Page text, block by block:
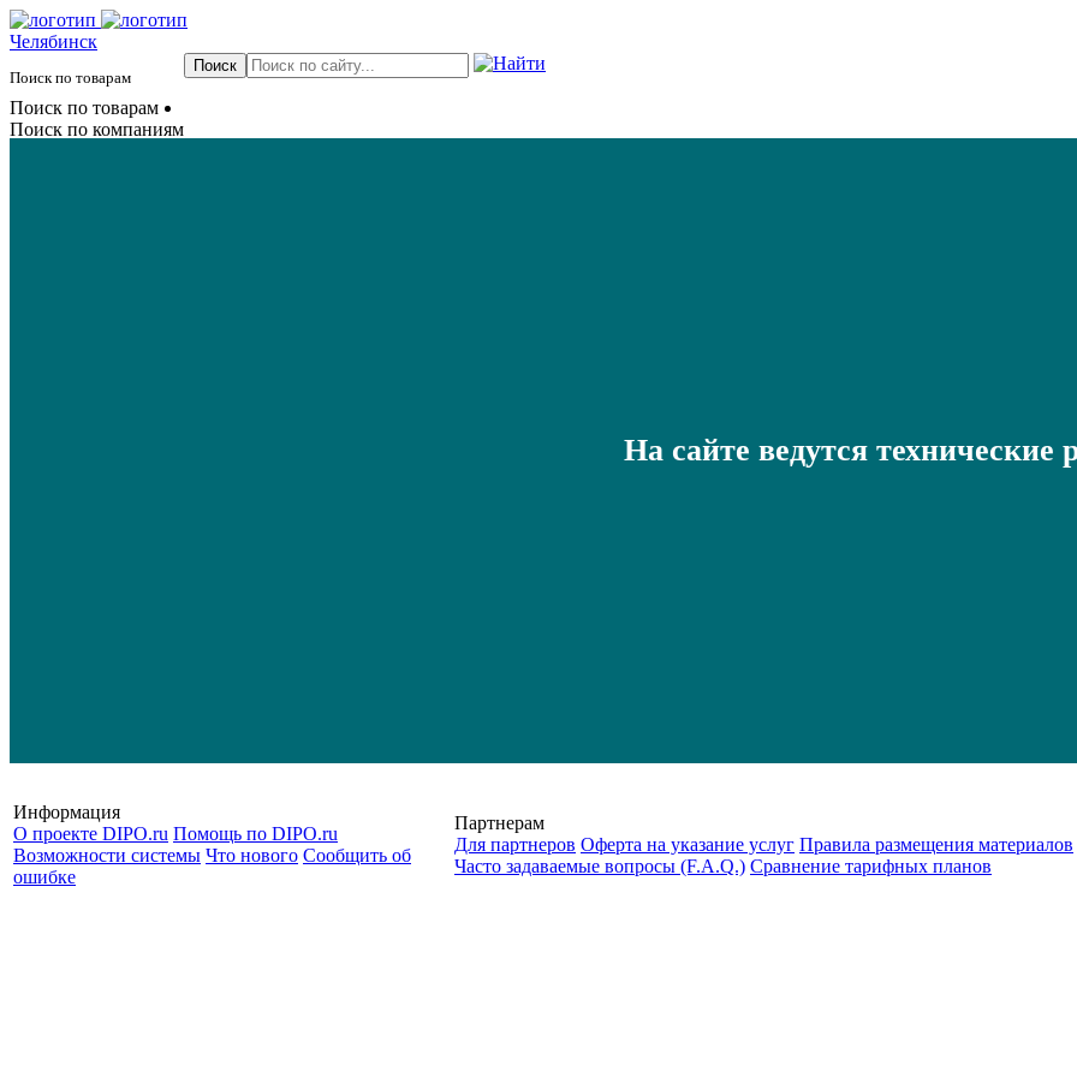
Челябинск
Поиск по товарам
Поиск по товарам
Поиск по компаниям
На сайте ведутся технические
Информация
О проекте DIPO.ru Помощь по DIPO.ru
Возможности системы Что нового Сообщить об
ошибке
Партнерам
Для партнеров Оферта на указание услуг Правила размещения материалов
Часто задаваемые вопросы (F.A.Q.) Cравнение тарифных планов